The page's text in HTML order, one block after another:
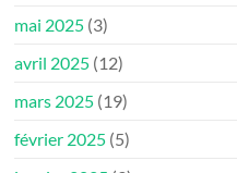
mai 2025 (3)
avril 2025 (12)
mars 2025 (19)
février 2025 (5)